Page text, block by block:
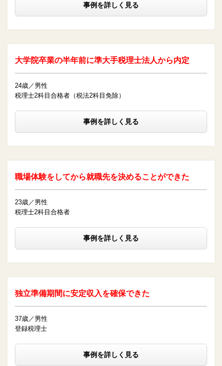
事例を詳しく見る
大学院卒業の半年前に準大手税理士法人から内定
24歳／男性
税理士2科目合格者（税法2科目免除）
事例を詳しく見る
職場体験をしてから就職先を決めることができた
23歳／男性
税理士2科目合格者
事例を詳しく見る
独立準備期間に安定収入を確保できた
37歳／男性
登録税理士
事例を詳しく見る